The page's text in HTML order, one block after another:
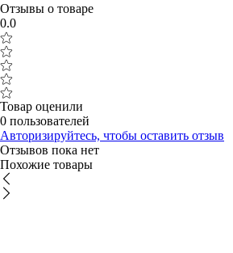
Отзывы о товаре
0.0
Товар оценили
0 пользователей
Авторизируйтесь, чтобы оставить отзыв
Отзывов пока нет
Похожие товары